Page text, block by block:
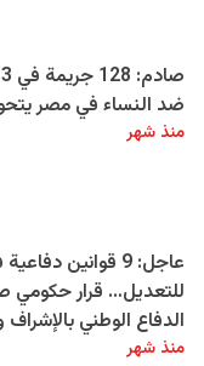
ضد النساء في مصر
منذ شهر
عاجل: 9 قوانين
للتعديل… قرار حكومي
الدفاع الوطني
منذ شهر